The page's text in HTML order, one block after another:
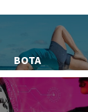
BOTA